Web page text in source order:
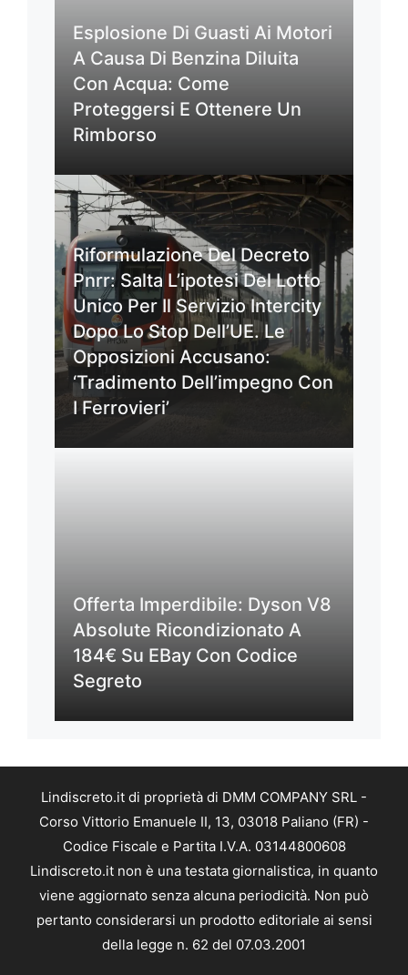
Esplosione Di Guasti Ai Motori
A Causa Di Benzina Diluita
Con Acqua: Come
Proteggersi E Ottenere Un
Rimborso
Riformulazione Del Decreto
Pnrr: Salta L’ipotesi Del Lotto
Unico Per Il Servizio Intercity
Dopo Lo Stop Dell’UE. Le
Opposizioni Accusano:
‘Tradimento Dell’impegno Con
I Ferrovieri’
Offerta Imperdibile: Dyson V8
Absolute Ricondizionato A
184€ Su EBay Con Codice
Segreto
Lindiscreto.it di proprietà di DMM COMPANY SRL -
Corso Vittorio Emanuele II, 13, 03018 Paliano (FR) -
Codice Fiscale e Partita I.V.A. 03144800608
Lindiscreto.it non è una testata giornalistica, in quanto
viene aggiornato senza alcuna periodicità. Non può
pertanto considerarsi un prodotto editoriale ai sensi
della legge n. 62 del 07.03.2001